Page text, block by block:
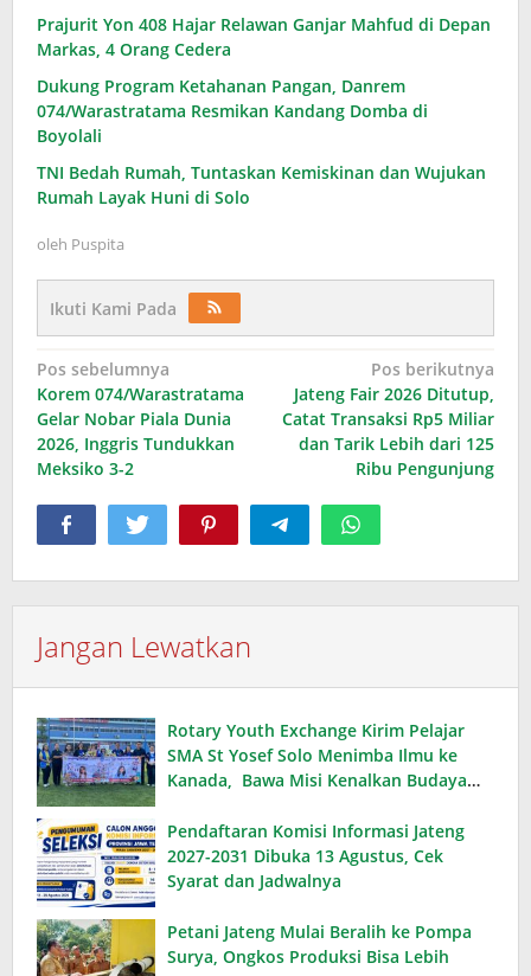
Prajurit Yon 408 Hajar Relawan Ganjar Mahfud di Depan
Markas, 4 Orang Cedera
Dukung Program Ketahanan Pangan, Danrem
074/Warastratama Resmikan Kandang Domba di
Boyolali
TNI Bedah Rumah, Tuntaskan Kemiskinan dan Wujukan
Rumah Layak Huni di Solo
oleh Puspita
Ikuti Kami Pada
Navigasi
pos
Pos sebelumnya
Korem 074/Warastratama
Gelar Nobar Piala Dunia
2026, Inggris Tundukkan
Meksiko 3-2
Pos berikutnya
Jateng Fair 2026 Ditutup,
Catat Transaksi Rp5 Miliar
dan Tarik Lebih dari 125
Ribu Pengunjung
Jangan Lewatkan
Rotary Youth Exchange Kirim Pelajar
SMA St Yosef Solo Menimba Ilmu ke
Kanada, Bawa Misi Kenalkan Budaya
Pendaftaran Komisi Informasi Jateng
2027-2031 Dibuka 13 Agustus, Cek
Syarat dan Jadwalnya
Petani Jateng Mulai Beralih ke Pompa
Surya, Ongkos Produksi Bisa Lebih